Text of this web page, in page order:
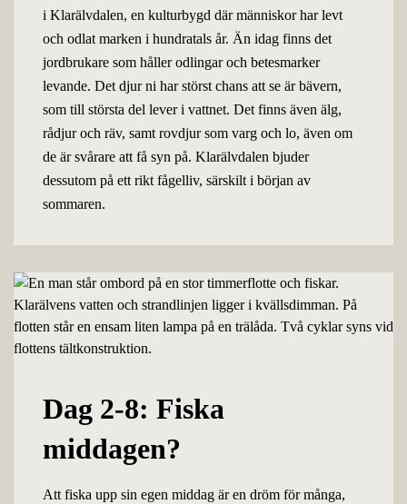
i Klarälvdalen, en kulturbygd där människor har levt
och odlat marken i hundratals år. Än idag finns det
jordbrukare som håller odlingar och betesmarker
levande. Det djur ni har störst chans att se är bävern,
som till största del lever i vattnet. Det finns även älg,
rådjur och räv, samt rovdjur som varg och lo, även om
de är svårare att få syn på. Klarälvdalen bjuder
dessutom på ett rikt fågelliv, särskilt i början av
sommaren.
Dag 2-8: Fiska
middagen?
Att fiska upp sin egen middag är en dröm för många,